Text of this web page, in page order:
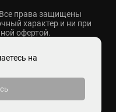
права защищены
характер и ни при
офертой.
в Москве. Мы
обслуживание
Hongqi, Avatr,
представлены
разных брендов. Мы
ставим на комиссию и
различные
и страхование.
на